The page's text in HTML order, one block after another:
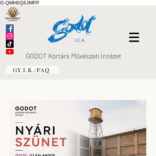
G-QMH0Q6JMPP
GODOT Kortárs Művészeti Intézet
GY.I.K./FAQ